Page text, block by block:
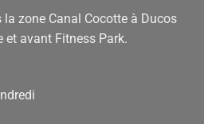
zone Canal Cocotte à Ducos
et avant Fitness Park.